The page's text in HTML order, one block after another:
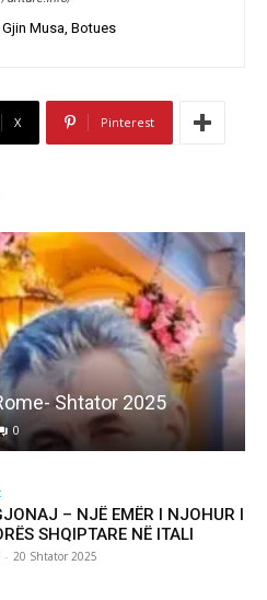
Musa, Botues
X Pinterest
Shtator 2025
0
– NJË EMËR I NJOHUR I
SHQIPTARE NË ITALI
- 20 Shtator 2025